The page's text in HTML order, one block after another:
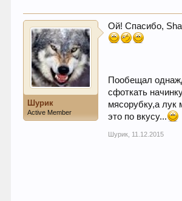
Шурик
Active Member
Ой! Спасибо,
Пообещал
сфоткать
мясорубку,а лук
это по вкусу...
Шурик 11.12.2015